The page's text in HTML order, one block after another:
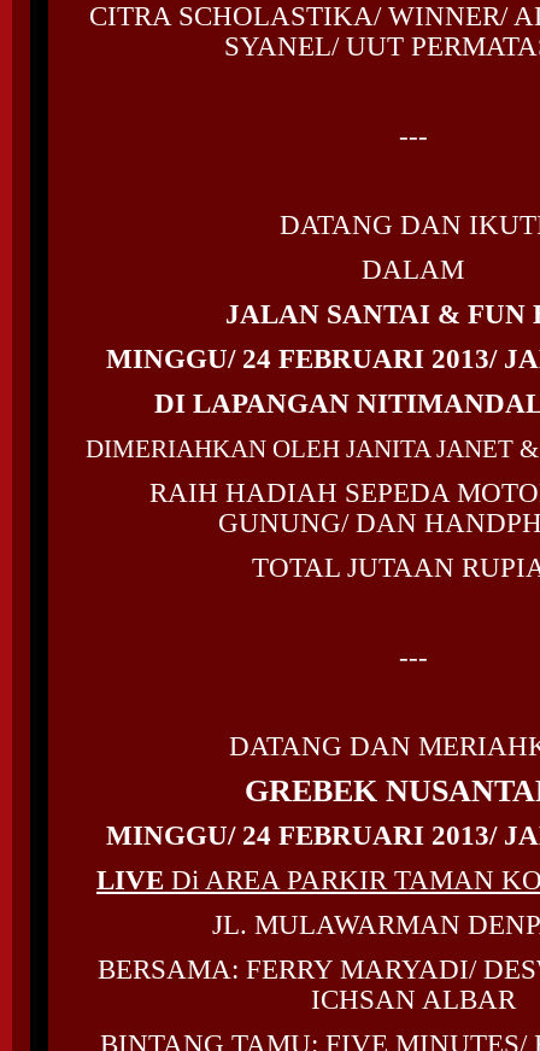
CITRA SCHOLASTIKA/ WINNER/
SYANEL/ UUT
---
DATANG DAN
DALAM
JALAN SANTAI & FUN
MINGGU/ 24 FEBRUARI 2013/
DI LAPANGAN
DIMERIAHKAN OLEH JANITA JANET
RAIH HADIAH SEPEDA
GUNUNG/ DAN
TOTAL JUTAAN
---
DATANG DAN
GREBEK
MINGGU/ 24 FEBRUARI 2013/
LIVE Di AREA PARKIR TAMAN
JL. MULAWARMAN
BERSAMA: FERRY MARYADI/
ICHSAN ALBAR
BINTANG TAMU: FIVE MINUTES/